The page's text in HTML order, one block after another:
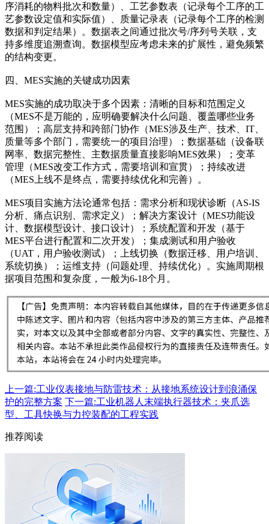
序消耗的物料批次和数量）、工艺参数表（记录每个工序的工
艺参数设定值和实际值）、质量记录表（记录每个工序的检测
数据和判定结果）。数据表之间通过批次号/序列号关联，支
持多维度追溯查询。数据模型应考虑未来的扩展性，避免频繁
的结构变更。
四、MES实施的关键成功因素
MES实施的成功取决于多个因素：清晰的目标和范围定义
（MES不是万能的，应明确要解决什么问题、覆盖哪些业务
范围）；高层支持和跨部门协作（MES涉及生产、技术、IT、
质量等多个部门，需要统一的项目治理）；数据基础（设备联
网率、数据完整性、主数据质量直接影响MES效果）；变革
管理（MES改变工作方式，需要培训和宣贯）；持续改进
（MES上线不是终点，需要持续优化和完善）。
MES项目实施方法论通常包括：需求分析和现状诊断（AS-IS
分析、痛点识别、需求定义）；解决方案设计（MES功能设
计、数据模型设计、接口设计）；系统配置和开发（基于
MES平台进行配置和二次开发）；集成测试和用户验收
（UAT，用户验收测试）；上线切换（数据迁移、用户培训、
系统切换）；运维支持（问题处理、持续优化）。实施周期根
据项目范围和复杂度，一般为6-18个月。
上一篇:工业仪表接地与防雷技术：从接地系统设计到浪涌保
护的完整方案 下一篇:工业机器人末端执行器技术：夹爪选
型、工具快换与力控装配的工程实践
推荐阅读